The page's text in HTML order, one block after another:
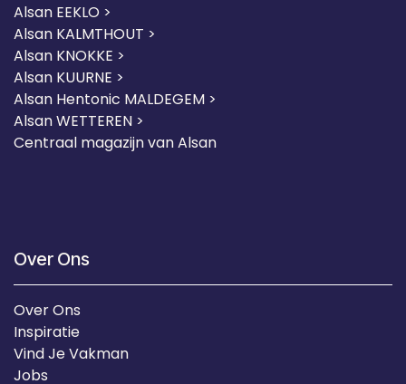
Alsan EEKLO >
Alsan KALMTHOUT >
Alsan KNOKKE >
Alsan KUURNE >
Alsan Hentonic MALDEGEM >
Alsan WETTEREN >
Centraal magazijn van Alsan
Over Ons
Over Ons
Inspiratie
Vind Je Vakman
Jobs